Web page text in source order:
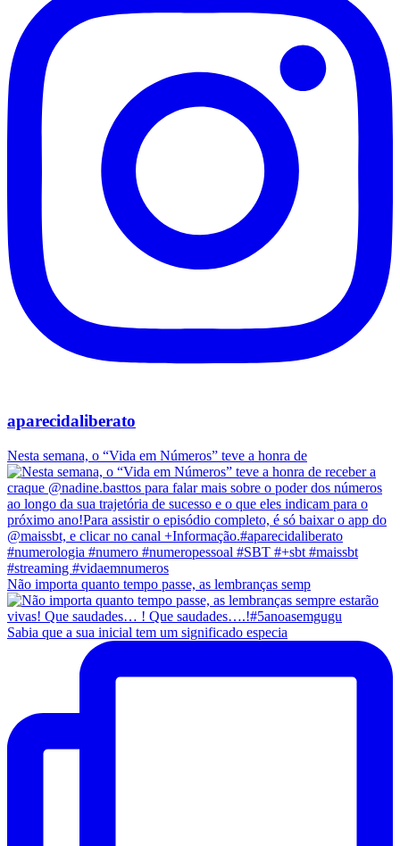
aparecidaliberato
Nesta semana, o “Vida em Números” teve a honra de
Não importa quanto tempo passe, as lembranças semp
Sabia que a sua inicial tem um significado especia